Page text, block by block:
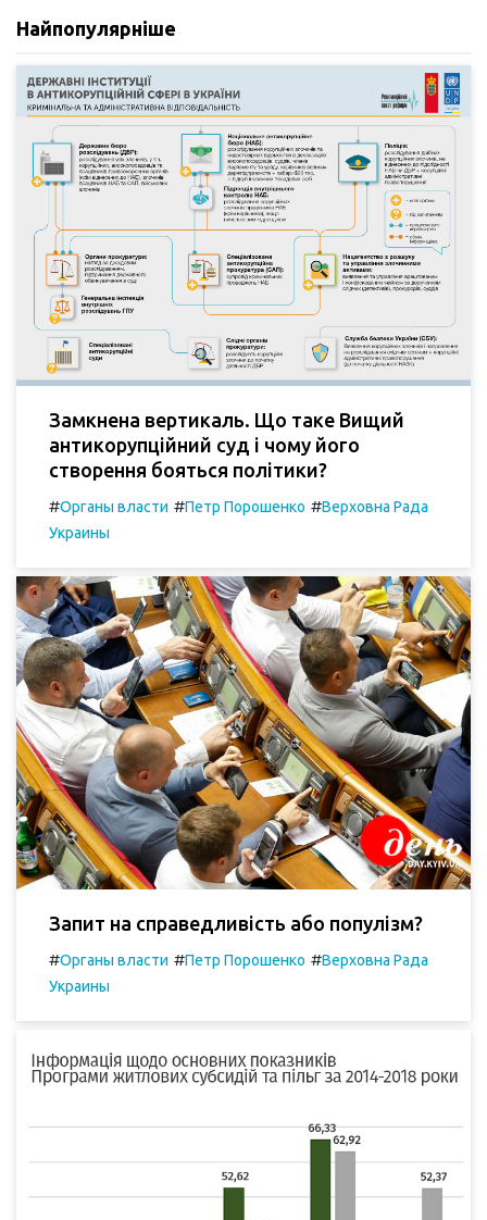
Найпопулярніше
Замкнена вертикаль. Що таке Вищий
антикорупційний суд і чому його
створення бояться політики?
#Органы власти #Петр Порошенко #Верховна Рада
Украины
Запит на справедливість або популізм?
#Органы власти #Петр Порошенко #Верховна Рада
Украины